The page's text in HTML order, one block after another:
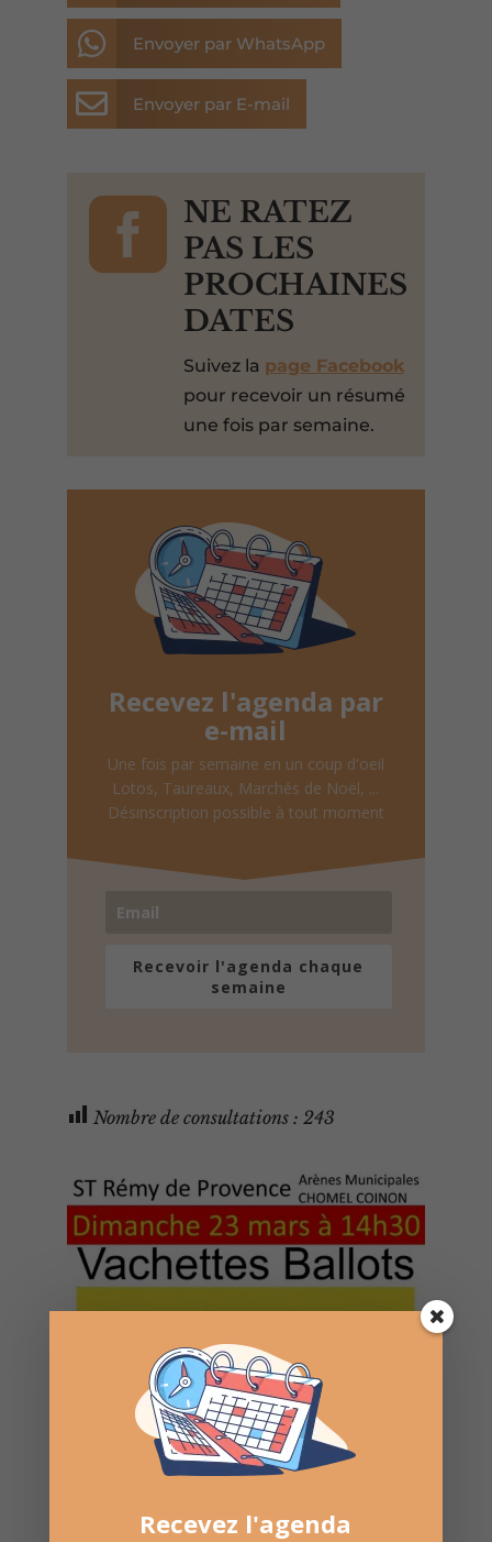
 Envoyer par WhatsApp
 Envoyer par E-mail

NE RATEZ
PAS LES
PROCHAINES
DATES
Suivez la page Facebook
pour recevoir un résumé
une fois par semaine.
Recevez l'agenda par
e-mail
Une fois par semaine en un coup d'oeil
Lotos, Taureaux, Marchés de Noël, ...
Désinscription possible à tout moment
Recevoir l'agenda chaque
semaine
Nombre de consultations : 243
Recevez l'agenda